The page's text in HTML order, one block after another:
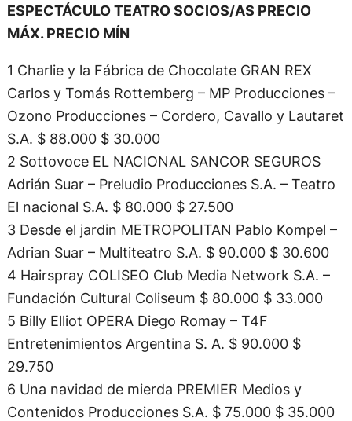
ESPECTÁCULO TEATRO SOCIOS/AS PRECIO
MÁX. PRECIO MÍN
1 Charlie y la Fábrica de Chocolate GRAN REX
Carlos y Tomás Rottemberg – MP Producciones –
Ozono Producciones – Cordero, Cavallo y Lautaret
S.A. $ 88.000 $ 30.000
2 Sottovoce EL NACIONAL SANCOR SEGUROS
Adrián Suar – Preludio Producciones S.A. – Teatro
El nacional S.A. $ 80.000 $ 27.500
3 Desde el jardin METROPOLITAN Pablo Kompel –
Adrian Suar – Multiteatro S.A. $ 90.000 $ 30.600
4 Hairspray COLISEO Club Media Network S.A. –
Fundación Cultural Coliseum $ 80.000 $ 33.000
5 Billy Elliot OPERA Diego Romay – T4F
Entretenimientos Argentina S. A. $ 90.000 $
29.750
6 Una navidad de mierda PREMIER Medios y
Contenidos Producciones S.A. $ 75.000 $ 35.000